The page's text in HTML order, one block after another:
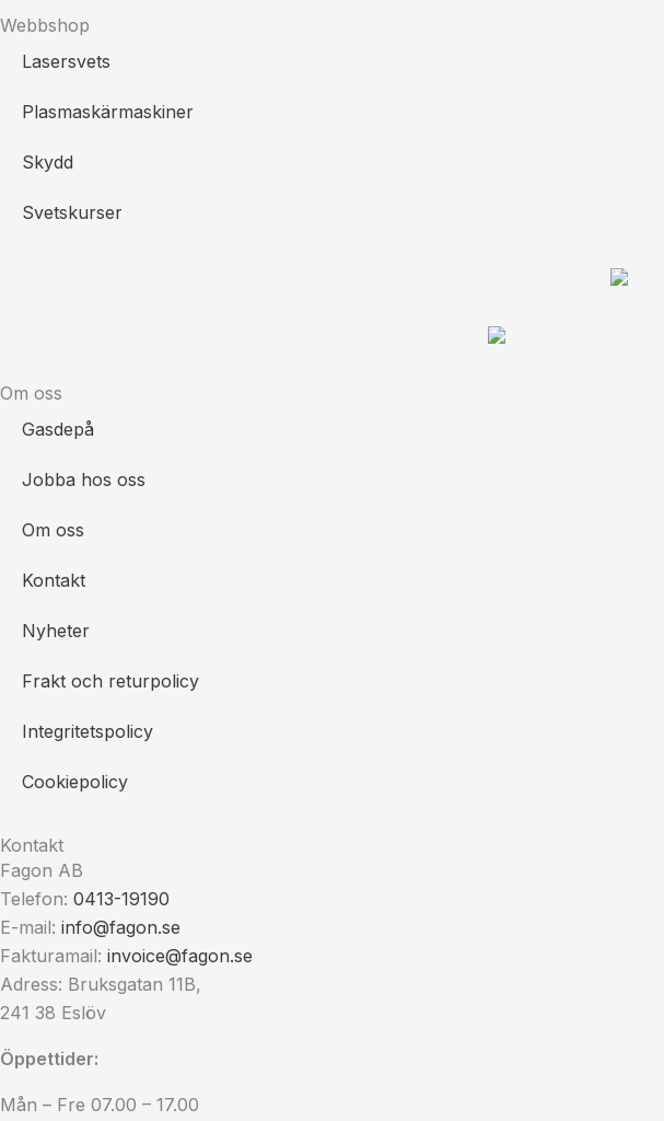
Webbshop
Lasersvets
Plasmaskärmaskiner
Skydd
Svetskurser
Om oss
Gasdepå
Jobba hos oss
Om oss
Kontakt
Nyheter
Frakt och returpolicy
Integritetspolicy
Cookiepolicy
Kontakt
Fagon AB
Telefon: 0413-19190
E-mail: info@fagon.se
Fakturamail: invoice@fagon.se
Adress: Bruksgatan 11B,
241 38 Eslöv
Öppettider:
Mån – Fre 07.00 – 17.00